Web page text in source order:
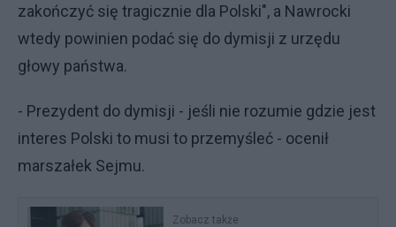
zakończyć się tragicznie dla Polski", a Nawrocki
wtedy powinien podać się do dymisji z urzędu
głowy państwa.
- Prezydent do dymisji - jeśli nie rozumie gdzie jest
interes Polski to musi to przemyśleć - ocenił
marszałek Sejmu.
Zobacz także